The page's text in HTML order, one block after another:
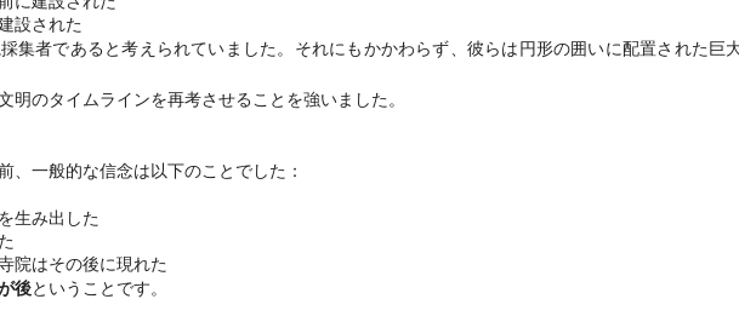
設された
集者であると考えられていました。それにもかかわらず、彼らは円形の囲いに配置された巨
明のタイムラインを再考させることを強いました。
一般的な信念は以下のことでした：
生み出した
院はその後に現れた
後ということです。